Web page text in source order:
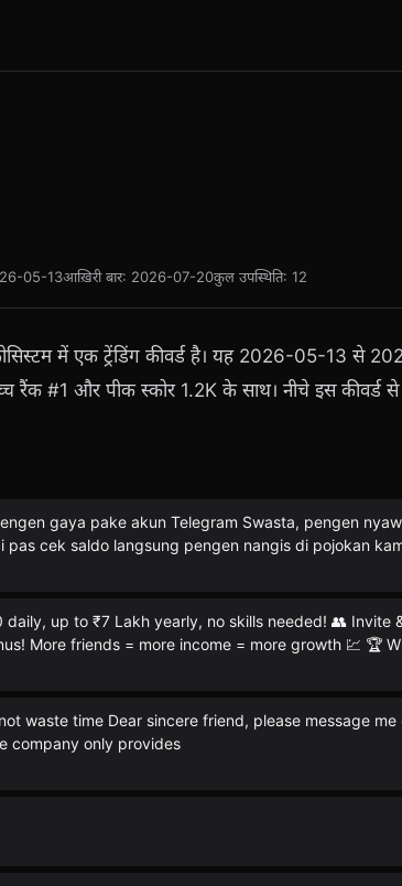
05-13आख़िरी बार: 2026-07-20कुल उपस्थिति: 12
में एक ट्रेंडिंग कीवर्ड है। यह 2026-05-13 से
रैंक #1 और पीक स्कोर 1.2K के साथ। नीचे इस कीवर्ड
gaya pake akun Telegram Swasta, pengen
cek saldo langsung pengen nangis di pojokan
daily, up to ₹7 Lakh yearly, no skills needed! 👥 Invite
More friends = more income = more growth 💹 🏆
waste time Dear sincere friend, please message
company only provides